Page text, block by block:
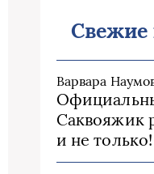
Свежие
Варвара
Саквояжик
и не только!